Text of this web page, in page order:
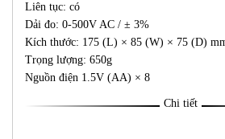
Liên tục: có
Dải đo: 0-500V AC / ± 3%
Kích thước: 175 (L) × 85 (W) × 75 (D)
Trọng lượng: 650g
Nguồn điện 1.5V (AA) × 8
Chi tiết